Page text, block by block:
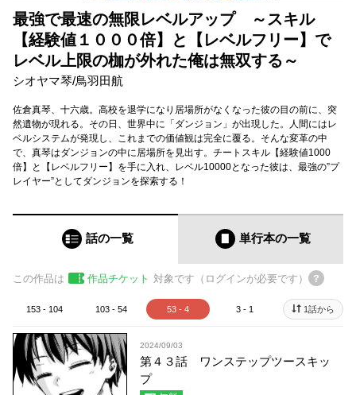
最強で最速の無限レベルアップ ～スキル
【経験値１０００倍】と【レベルフリー】で
レベル上限の枷が外れた俺は無双する～
シオヤマ琴/鳥羽田航
佐倉真琴、十六歳。高校を退学になり居場所がなくなった彼の目の前に、突
然遺物が現れる。その日、世界中に「ダンジョン」が出現した。人間にはレ
ベルシステムが発現し、これまでの価値観は完全に覆る。そんな変革の中
で、真琴はダンジョンの中に居場所を見出す。チートスキル【経験値1000
倍】と【レベルフリー】を手に入れ、レベル10000となった彼は、最強の”プ
レイヤー”としてダンジョンを探索する！
話の一覧 単行本の一覧
この作品は 作品チケット 対象です（ログインが必要です）
153 - 104 103 - 54 53 - 4 3 - 1 1話から
2024/09/03
第４３話 ワンステップツースキッ
プ